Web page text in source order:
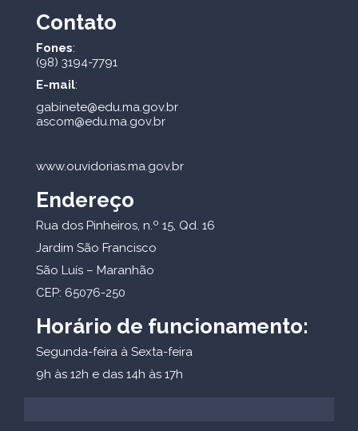
Contato
Fones:
(98) 3194-7791
E-mail:
gabinete@edu.ma.gov.br
ascom@edu.ma.gov.br
www.ouvidorias.ma.gov.br
Endereço
Rua dos Pinheiros, n.º 15, Qd. 16
Jardim São Francisco
São Luís – Maranhão
CEP: 65076-250
Horário de funcionamento:
Segunda-feira à Sexta-feira
9h às 12h e das 14h às 17h